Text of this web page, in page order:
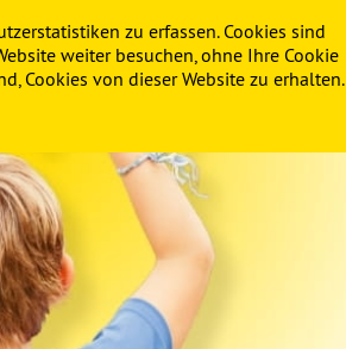
zu erfassen. Cookies sind
weiter besuchen, ohne Ihre Cookie
Cookies von dieser Website zu erhalten.